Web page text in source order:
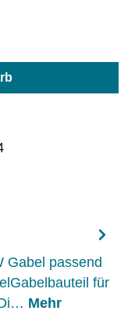
Gabel passend
für
Mehr